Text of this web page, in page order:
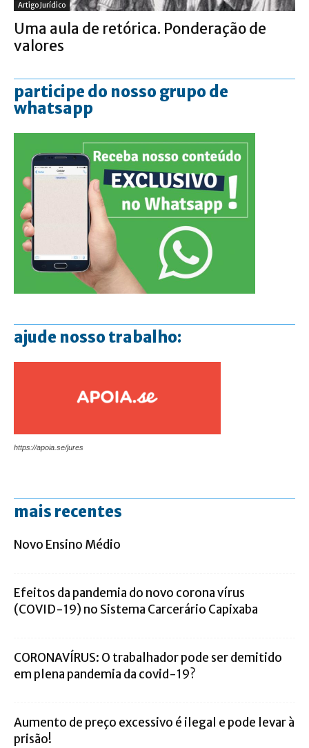
Artigo Jurídico
Uma aula de retórica. Ponderação de
valores
participe do nosso grupo de
whatsapp
ajude nosso trabalho:
https://apoia.se/jures
mais recentes
Novo Ensino Médio
Efeitos da pandemia do novo corona vírus
(COVID-19) no Sistema Carcerário Capixaba
CORONAVÍRUS: O trabalhador pode ser demitido
em plena pandemia da covid-19?
Aumento de preço excessivo é ilegal e pode levar à
prisão!